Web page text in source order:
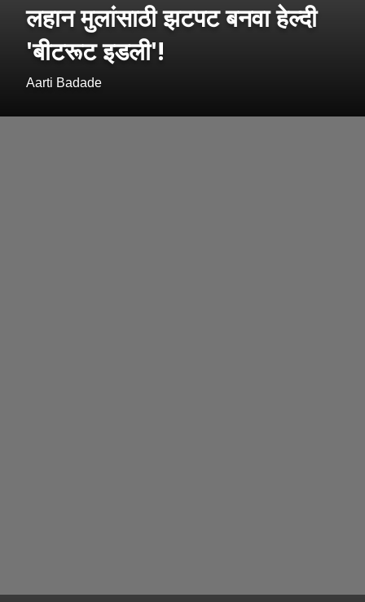
लहान मुलांसाठी झटपट बनवा हेल्दी
'बीटरूट इडली'!
Aarti Badade